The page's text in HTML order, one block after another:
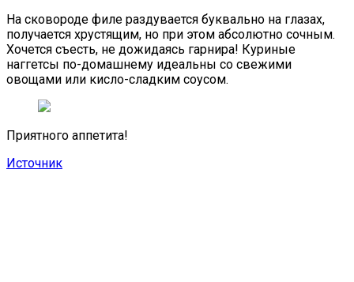
На сковороде филе раздувается буквально на глазах,
получается хрустящим, но при этом абсолютно сочным.
Хочется съесть, не дожидаясь гарнира! Куриные
наггетсы по-домашнему идеальны со свежими
овощами или кисло-сладким соусом.
Приятного аппетита!
Источник